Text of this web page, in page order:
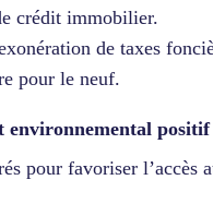
crédit immobilier.
de taxes
pour le neuf.
environnemental positif
pour favoriser l’accès